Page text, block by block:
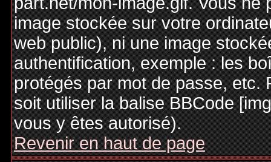
image stockée sur votre
web public), ni une image
authentification, exemple : les
protégés par mot de passe, etc.
soit utiliser la balise BBCode
vous y êtes autorisé).
Revenir en haut de page